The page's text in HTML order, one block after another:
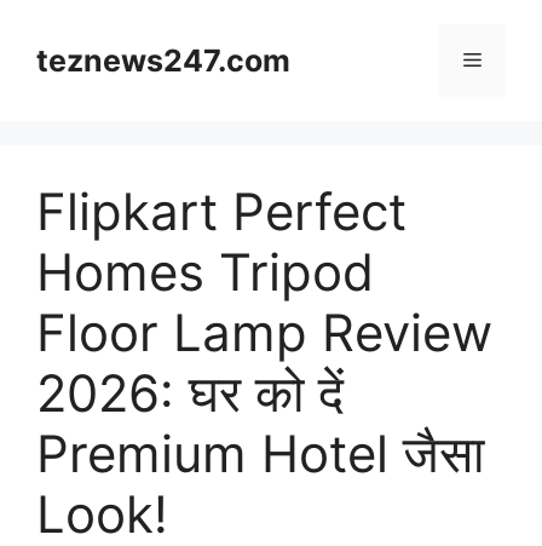
contentteznews247.com Menu
Flipkart Perfect
Homes Tripod
Floor Lamp Review
2026: घर को दें
Premium Hotel जैसा
Look!